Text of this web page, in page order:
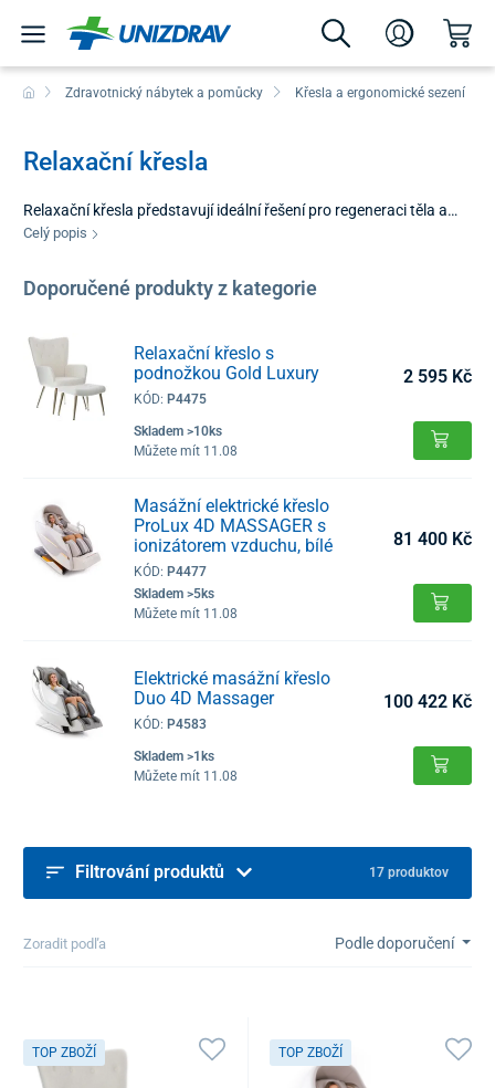
Zdravotnický nábytek a pomůcky Křesla a ergonomické sezení
Relaxační křesla
Relaxační křesla představují ideální řešení pro regeneraci těla a
odbourání stresu v domácím prostředí. Tato
odpočinku, přičemž jejich ergonomická konstrukce zabezpečuje
optimální oporu bedrové páteře. Největší výhodou je
promění každé relaxační křeslo do obýváku na oblíbené místo
pro nerušený relax. Produkty v této sekci jsou navrženy tak, aby
podporovaly pohodlné sezení a předcházely únaveě svalstva. V
Unizdrav vybíráme modely, které se přizpůsobí vašim
individuálním potřebám a stylu vašeho interiéru.
Celý popis
Doporučené produkty z kategorie
Relaxační křeslo s
podnožkou Gold Luxury
KÓD: P4475
Skladem >10ks
Můžete mít 11.08
2 595 Kč
Masážní elektrické křeslo
ProLux 4D MASSAGER s
ionizátorem vzduchu, bílé
KÓD: P4477
Skladem >5ks
Můžete mít 11.08
81 400 Kč
Elektrické masážní křeslo
Duo 4D Massager
KÓD: P4583
Skladem >1ks
Můžete mít 11.08
100 422 Kč
Filtrování produktů 17 produktov
Zoradit podľa Podle doporučení
TOP ZBOŽÍ TOP ZBOŽÍ